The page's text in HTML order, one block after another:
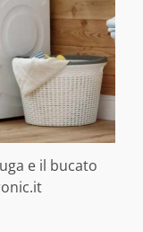
e il bucato